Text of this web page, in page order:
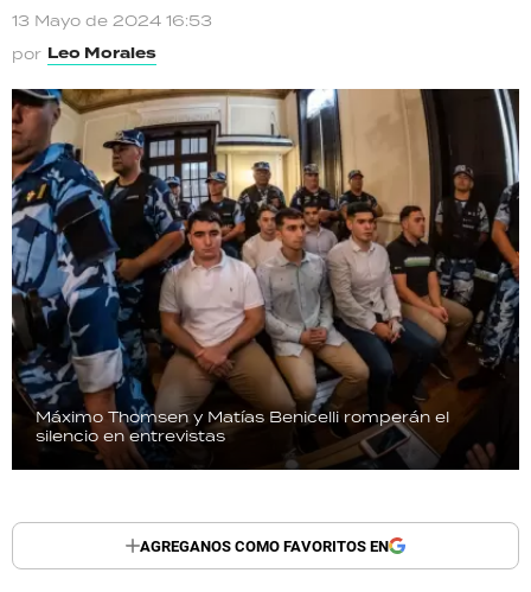
13 Mayo de 2024 16:53
por Leo Morales
Máximo Thomsen y Matías Benicelli romperán el
silencio en entrevistas
AGREGANOS COMO FAVORITOS EN
RECETAS
PALABRAS
HORÓSCOPO
Seguinos